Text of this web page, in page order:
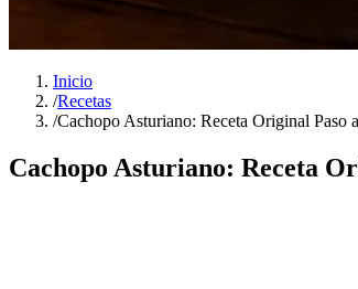
Inicio
/Recetas
/Cachopo Asturiano: Receta Original Paso
Cachopo Asturiano: Receta